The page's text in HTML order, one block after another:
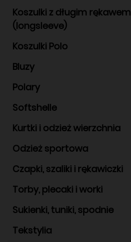
Koszulki z długim rękawem
(longsleeve)
Koszulki Polo
Bluzy
Polary
Softshelle
Kurtki i odzież wierzchnia
Odzież sportowa
Czapki, szaliki i rękawiczki
Torby, plecaki i worki
Sukienki, tuniki, spodnie
Tekstylia